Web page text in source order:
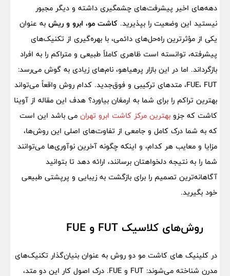
دهه‌های اخیر پیشرفت‌های چشمگیری داشته و دیگر مجبور
نیستید این وضعیت را بپذیرید. کاشت مو، ابرو و ریش به عنوان
یکی از مؤثرترین راه‌حل‌های دائمی، با بهره‌گیری از تکنیک‌های
پیشرفته، توانسته است ظاهری کاملاً طبیعی و متراکم را به افراد
بازگرداند. اما در این بازار پرهیاهو، نام‌های زیادی به گوش می‌رسد:
FUE، FUT، متدهای ترکیبی و فوق‌جدید. کدام روش واقعاً می‌تواند
بهترین تراکم را برای شما به ارمغان بیاورد؟ هدف این مقاله از آوینا
کاشت که جزو بهترین مرکز کاشت ابرو تهران می باشد این است
که به شما درک کامل و جامعی از تفاوت‌های اصلی این روش‌ها،
مزایا و معایب هر کدام، و اینکه چگونه آخرین نوآوری‌ها می‌توانند
شما را به نتیجه دلخواهتان برسانند، ارائه دهد تا بتوانید
آگاهانه‌ترین تصمیم را برای بازگشت به زیبایی و پرپشتی طبیعی
خود بگیرید.
روش‌های کلاسیک FUT و FUE
در کلینیک های کاشت مو دو روش به عنوان بنیان‌گذار تکنیک‌های
مدرن شناخته می‌شوند: FUT و FUE. درک اصول کار این دو متد،